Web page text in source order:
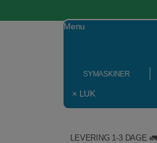
LEVERING 1-3 DAGE 🚛
Menu
SYMASKINER
× LUK